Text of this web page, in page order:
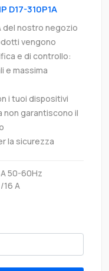
D17-310P1A
del nostro negozio
vengono
e di controllo:
e massima
i tuoi dispositivi
garantiscono il
la sicurezza
50-60Hz
16 A